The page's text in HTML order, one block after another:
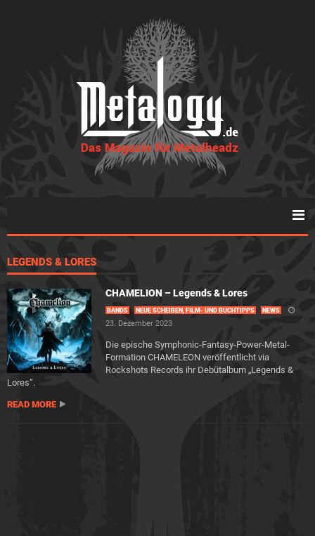
LEGENDS & LORES
CHAMELION – Legends & Lores
BANDS NEUE SCHEIBEN, FILM- UND BUCHTIPPS NEWS
23. Dezember 2023
Die epische Symphonic-Fantasy-Power-Metal-
Formation CHAMELEON veröffentlicht via
Rockshots Records ihr Debütalbum „Legends &
Lores“.
READ MORE